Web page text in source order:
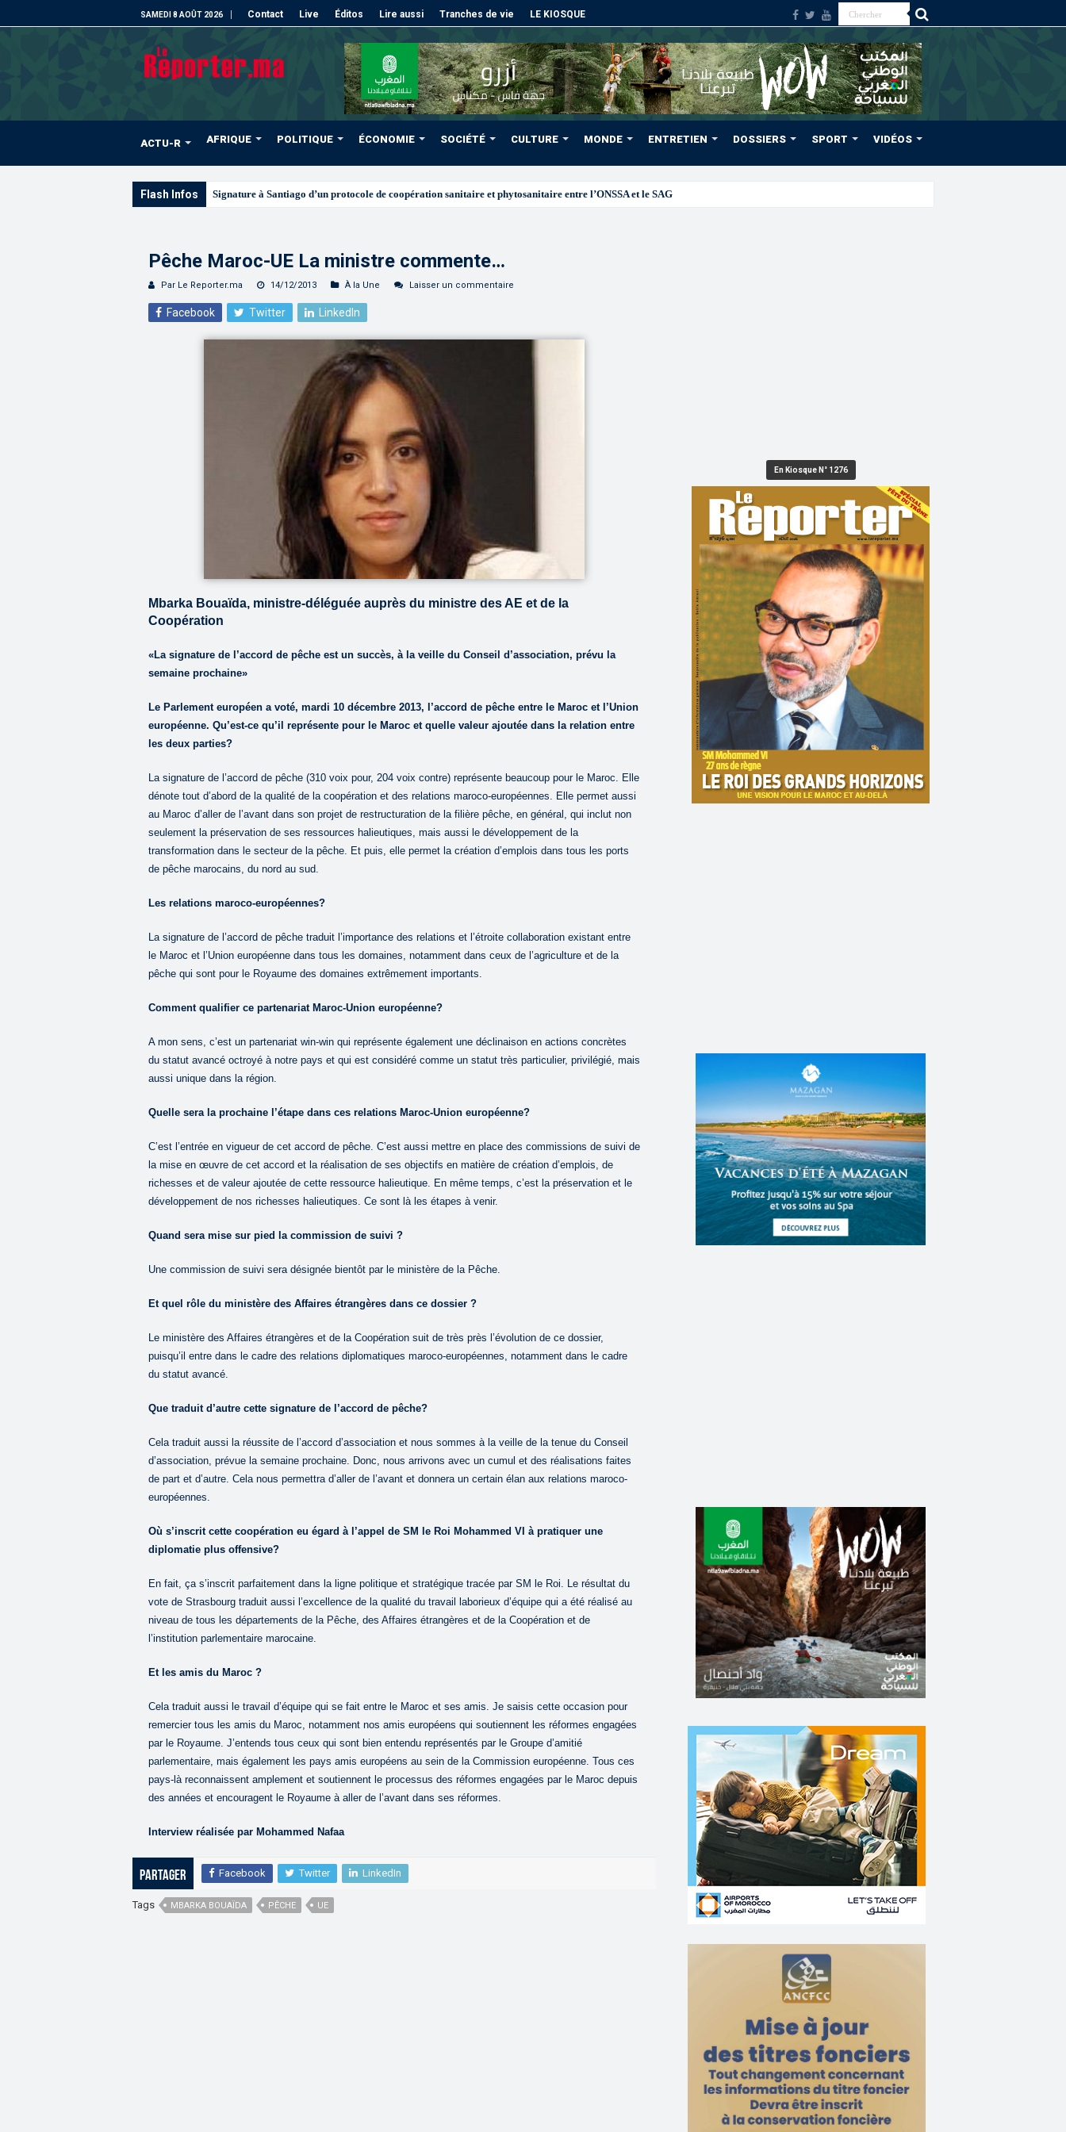
SAMEDI 8 AOÛT 2026 Contact Live Éditos Lire aussi Tranches de vie LE KIOSQUE
ACTU-R AFRIQUE POLITIQUE ÉCONOMIE SOCIÉTÉ CULTURE MONDE ENTRETIEN DOSSIERS SPORT VIDÉOS
Flash Infos Les CRI mobilisés du
Pêche Maroc-UE La ministre commente…
Par Le Reporter.ma 14/12/2013 À la Une Laisser un commentaire
Facebook Twitter LinkedIn
Mbarka Bouaïda, ministre-déléguée auprès du ministre des AE et de la
Coopération
«La signature de l’accord de pêche est un succès, à la veille du Conseil d’association, prévu la
semaine prochaine»
Le Parlement européen a voté, mardi 10 décembre 2013, l’accord de pêche entre le Maroc et l’Union
européenne. Qu’est-ce qu’il représente pour le Maroc et quelle valeur ajoutée dans la relation entre
les deux parties?
La signature de l’accord de pêche (310 voix pour, 204 voix contre) représente beaucoup pour le Maroc. Elle
dénote tout d’abord de la qualité de la coopération et des relations maroco-européennes. Elle permet aussi
au Maroc d’aller de l’avant dans son projet de restructuration de la filière pêche, en général, qui inclut non
seulement la préservation de ses ressources halieutiques, mais aussi le développement de la
transformation dans le secteur de la pêche. Et puis, elle permet la création d’emplois dans tous les ports
de pêche marocains, du nord au sud.
Les relations maroco-européennes?
La signature de l’accord de pêche traduit l’importance des relations et l’étroite collaboration existant entre
le Maroc et l’Union européenne dans tous les domaines, notamment dans ceux de l’agriculture et de la
pêche qui sont pour le Royaume des domaines extrêmement importants.
Comment qualifier ce partenariat Maroc-Union européenne?
A mon sens, c’est un partenariat win-win qui représente également une déclinaison en actions concrètes
du statut avancé octroyé à notre pays et qui est considéré comme un statut très particulier, privilégié, mais
aussi unique dans la région.
Quelle sera la prochaine l’étape dans ces relations Maroc-Union européenne?
C’est l’entrée en vigueur de cet accord de pêche. C’est aussi mettre en place des commissions de suivi de
la mise en œuvre de cet accord et la réalisation de ses objectifs en matière de création d’emplois, de
richesses et de valeur ajoutée de cette ressource halieutique. En même temps, c’est la préservation et le
développement de nos richesses halieutiques. Ce sont là les étapes à venir.
Quand sera mise sur pied la commission de suivi ?
Une commission de suivi sera désignée bientôt par le ministère de la Pêche.
Et quel rôle du ministère des Affaires étrangères dans ce dossier ?
Le ministère des Affaires étrangères et de la Coopération suit de très près l’évolution de ce dossier,
puisqu’il entre dans le cadre des relations diplomatiques maroco-européennes, notamment dans le cadre
du statut avancé.
Que traduit d’autre cette signature de l’accord de pêche?
Cela traduit aussi la réussite de l’accord d’association et nous sommes à la veille de la tenue du Conseil
d’association, prévue la semaine prochaine. Donc, nous arrivons avec un cumul et des réalisations faites
de part et d’autre. Cela nous permettra d’aller de l’avant et donnera un certain élan aux relations maroco-
européennes.
Où s’inscrit cette coopération eu égard à l’appel de SM le Roi Mohammed VI à pratiquer une
diplomatie plus offensive?
En fait, ça s’inscrit parfaitement dans la ligne politique et stratégique tracée par SM le Roi. Le résultat du
vote de Strasbourg traduit aussi l’excellence de la qualité du travail laborieux d’équipe qui a été réalisé au
niveau de tous les départements de la Pêche, des Affaires étrangères et de la Coopération et de
l’institution parlementaire marocaine.
Et les amis du Maroc ?
Cela traduit aussi le travail d’équipe qui se fait entre le Maroc et ses amis. Je saisis cette occasion pour
remercier tous les amis du Maroc, notamment nos amis européens qui soutiennent les réformes engagées
par le Royaume. J’entends tous ceux qui sont bien entendu représentés par le Groupe d’amitié
parlementaire, mais également les pays amis européens au sein de la Commission européenne. Tous ces
pays-là reconnaissent amplement et soutiennent le processus des réformes engagées par le Maroc depuis
des années et encouragent le Royaume à aller de l’avant dans ses réformes.
Interview réalisée par Mohammed Nafaa
Partager Facebook Twitter LinkedIn
Tags MBARKA BOUAÏDA PÊCHE UE
En Kiosque N° 1276